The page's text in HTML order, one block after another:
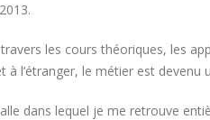
les cours théoriques, les
à l’étranger, le métier est devenu
dans lequel je me retrouve